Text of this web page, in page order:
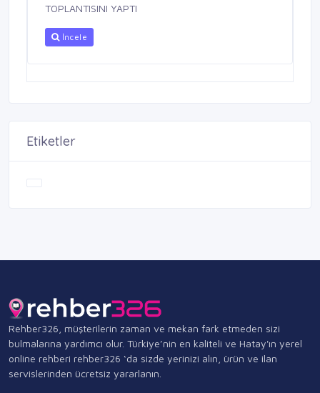
TOPLANTISINI YAPTI
İncele
Etiketler
Rehber326, müşterilerin zaman ve mekan fark etmeden sizi
bulmalarına yardımcı olur. Türkiye’nin en kaliteli ve Hatay'ın yerel
online rehberi rehber326 ‘da sizde yerinizi alın, ürün ve ilan
servislerinden ücretsiz yararlanın.